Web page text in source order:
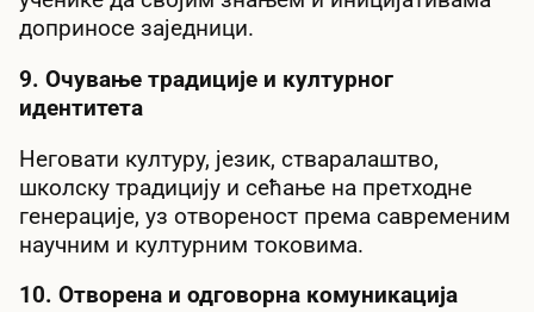
доприносе заједници.
9. Очување традиције и културног
идентитета
Неговати културу, језик, стваралаштво,
школску традицију и сећање на претходне
генерације, уз отвореност према савременим
научним и културним токовима.
10. Отворена и одговорна комуникација